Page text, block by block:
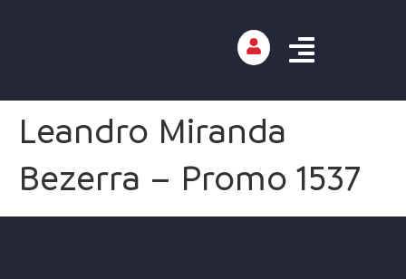
Leandro Miranda
Bezerra – Promo 1537